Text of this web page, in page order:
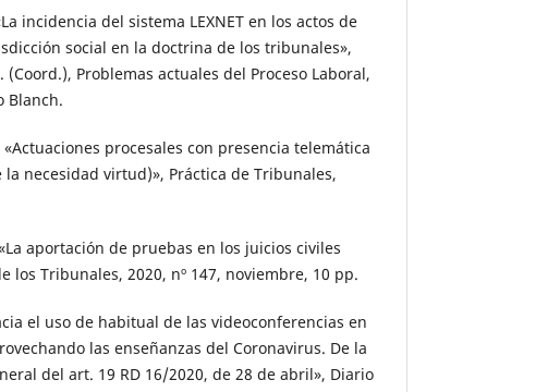
incidencia del sistema LEXNET en los actos de
social en la doctrina de los tribunales»,
(Coord.), Problemas actuales del Proceso Laboral,
Blanch.
«Actuaciones procesales con presencia telemática
la necesidad virtud)», Práctica de Tribunales,
«La aportación de pruebas en los juicios civiles
los Tribunales, 2020, nº 147, noviembre, 10 pp.
el uso de habitual de las videoconferencias en
las enseñanzas del Coronavirus. De la
del art. 19 RD 16/2020, de 28 de abril», Diario